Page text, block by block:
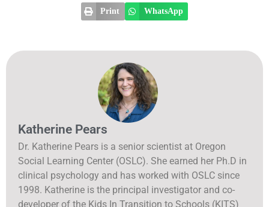
Print WhatsApp
Katherine Pears
Dr. Katherine Pears is a senior scientist at Oregon
Social Learning Center (OSLC). She earned her Ph.D in
clinical psychology and has worked with OSLC since
1998. Katherine is the principal investigator and co-
developer of the Kids In Transition to Schools (KITS)